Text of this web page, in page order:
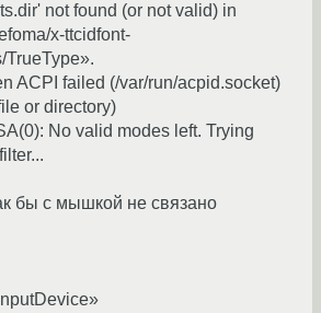
not found (or not valid) in
x-ttcidfont-
TrueType».
ACPI failed (/var/run/acpid.socket)
or directory)
No valid modes left. Trying
бы с мышкой не связано